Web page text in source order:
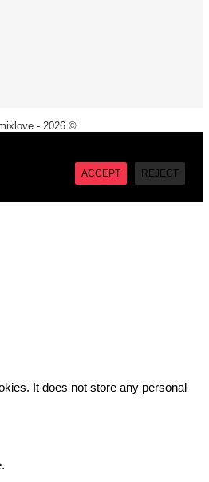
- 2026 ©
REJECT
ACCEPT
It does not store any personal